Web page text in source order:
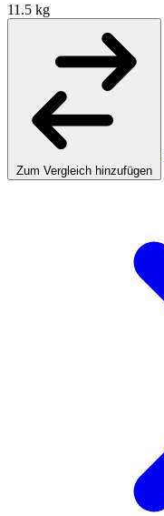
11.5 kg
Zum Vergleich hinzufügen